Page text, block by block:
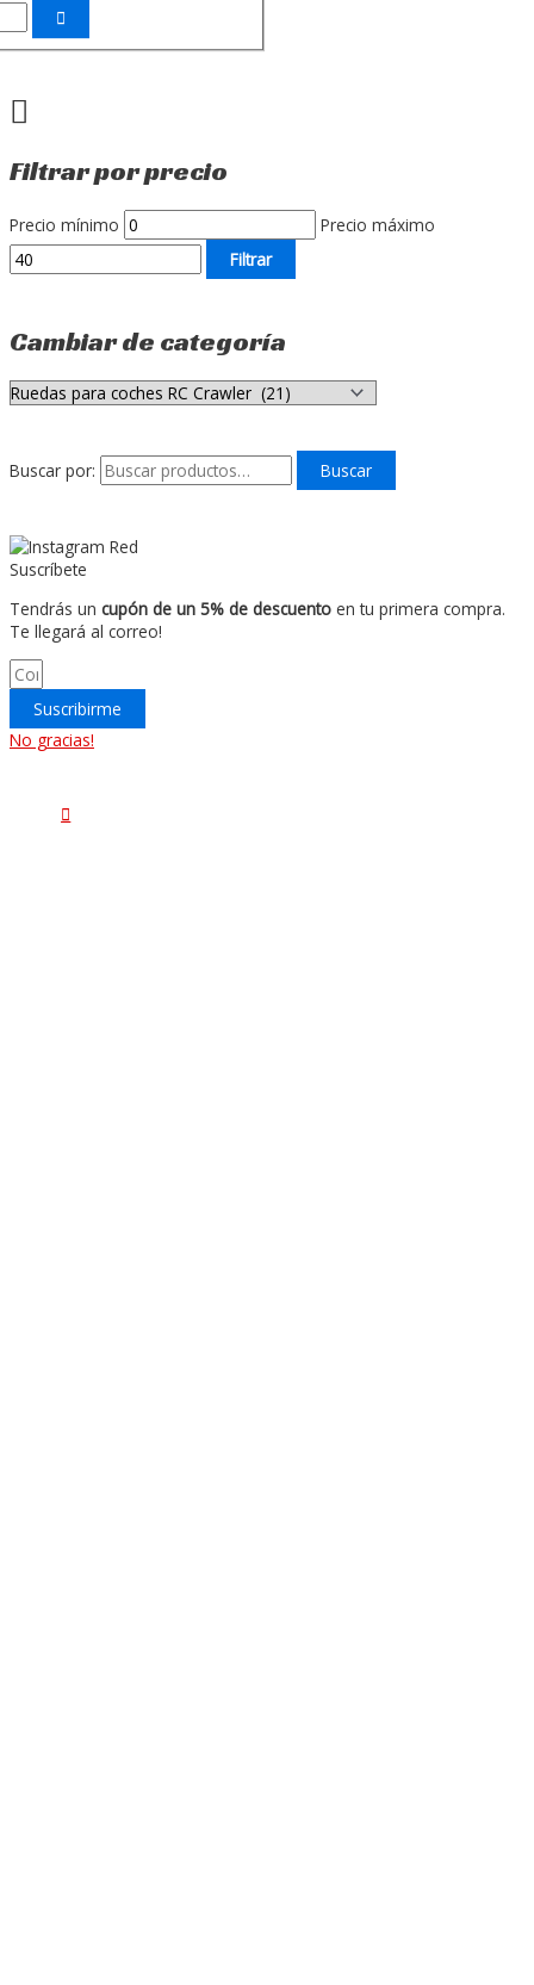
Filtrar por precio
Precio mínimo
Precio máximo
Filtrar
Cambiar de categoría
Buscar por: Buscar
Suscríbete
Tendrás un cupón de un 5% de descuento en tu primera compra.
Te llegará al correo!
Suscribirme
No gracias!